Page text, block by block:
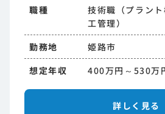
職種
技術職（プラン
工管理）
勤務地
姫路市
想定年収
400万円～530万
詳しく見る